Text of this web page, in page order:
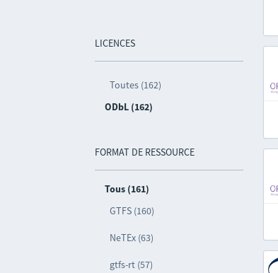
LICENCES
Toutes (162)
ODbL (162)
FORMAT DE RESSOURCE
Tous (161)
GTFS (160)
NeTEx (63)
gtfs-rt (57)